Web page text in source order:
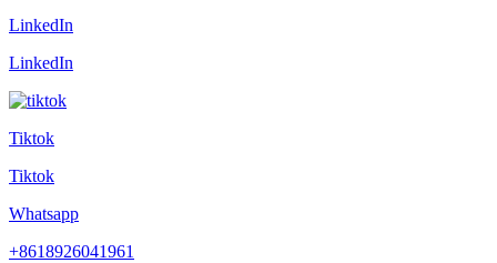
LinkedIn
LinkedIn
Tiktok
Tiktok
Whatsapp
+8618926041961